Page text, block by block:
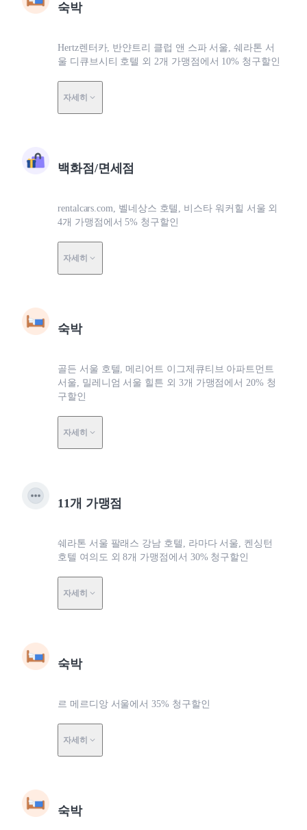
숙박
Hertz렌터카, 반얀트리 클럽 앤 스파 서울, 쉐라톤 서
울 디큐브시티 호텔 외 2개 가맹점에서 10% 청구할인
자세히
백화점/면세점
rentalcars.com, 벨네상스 호텔, 비스타 워커힐 서울 외
4개 가맹점에서 5% 청구할인
자세히
숙박
골든 서울 호텔, 메리어트 이그제큐티브 아파트먼트
서울, 밀레니엄 서울 힐튼 외 3개 가맹점에서 20% 청
구할인
자세히
11개 가맹점
쉐라톤 서울 팔래스 강남 호텔, 라마다 서울, 켄싱턴
호텔 여의도 외 8개 가맹점에서 30% 청구할인
자세히
숙박
르 메르디앙 서울에서 35% 청구할인
자세히
숙박